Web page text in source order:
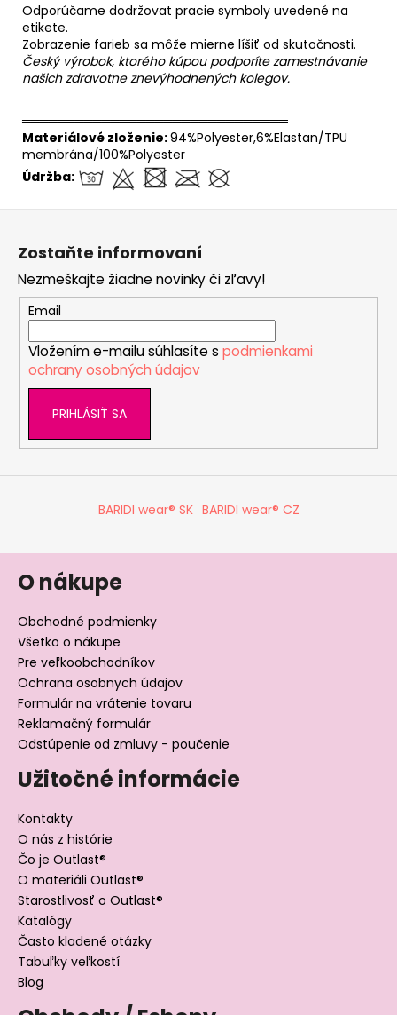
Odporúčame dodržovat pracie symboly uvedené na
etikete.
Zobrazenie farieb sa môže mierne líšiť od skutočnosti.
Český výrobok, ktorého kúpou podporíte zamestnávanie
našich zdravotne znevýhodnených kolegov.
══════════════════════════════
Materiálové zloženie:94%Polyester,6%Elastan/TPU
membrána/100%Polyester
Údržba:
Zostaňte informovaní
Nezmeškajte žiadne novinky či zľavy!
Email
Vložením e-mailu súhlasíte s podmienkami
ochrany osobných údajov
PRIHLÁSIŤ SA
BARIDI wear® SK BARIDI wear® CZ
O nákupe
Obchodné podmienky
Všetko o nákupe
Pre veľkoobchodníkov
Ochrana osobnych údajov
Formulár na vrátenie tovaru
Reklamačný formulár
Odstúpenie od zmluvy - poučenie
Užitočné informácie
Kontakty
O nás z histórie
Čo je Outlast®
O materiáli Outlast®
Starostlivosť o Outlast®
Katalógy
Často kladené otázky
Tabuľky veľkostí
Blog